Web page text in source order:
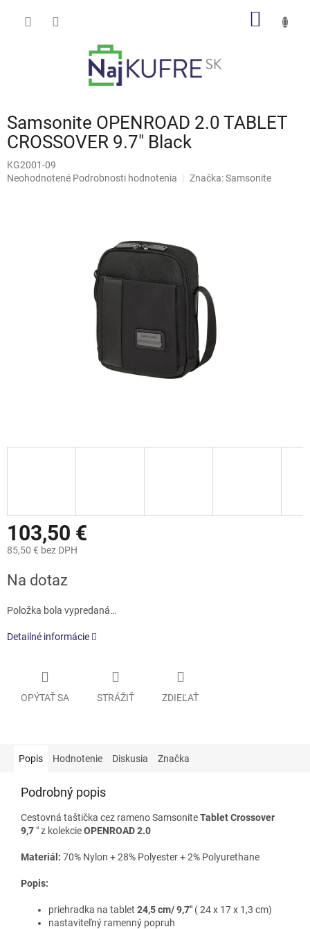
Samsonite OPENROAD 2.0 TABLET
CROSSOVER 9.7" Black
KG2001-09
Priemerné
Neohodnotené Podrobnosti hodnotenia Značka:Samsonite
103,50 €
85,50 € bez DPH
cena:
Na dotaz
Položka bola vypredaná…
Detailné informácie
OPÝTAŤ SA STRÁŽIŤ ZDIEĽAŤ
Popis Hodnotenie Diskusia Značka
Podrobný popis
Cestovná taštička cez rameno SamsoniteTablet Crossover
9,7 " z kolekcieOPENROAD 2.0
Materiál: 70% Nylon + 28% Polyester + 2% Polyurethane
Popis:
priehradka na tablet 24,5 cm/ 9,7" ( 24 x 17 x 1,3 cm)
nastaviteľný ramenný popruh